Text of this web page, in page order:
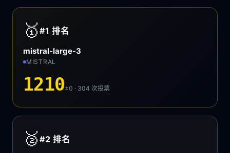
🥇 #1排名
mistral-large-3
MISTRAL
1210±0 · 304次投票
🥈 #2排名